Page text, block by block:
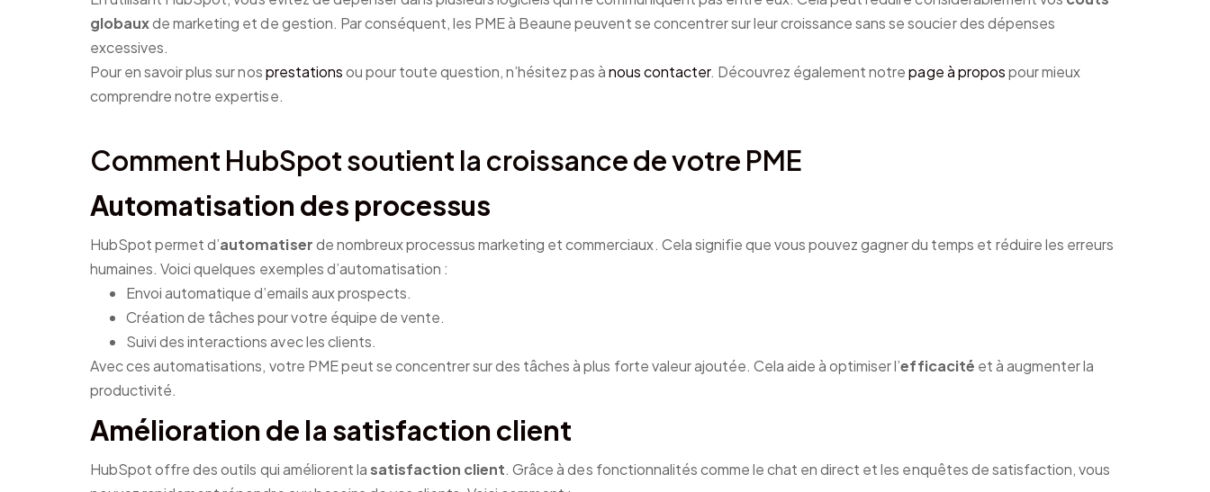
globauxde marketing et de gestion. Par conséquent, les PME à Beaune peuvent se concentrer sur leur croissance sans se soucier des dépenses
excessives.
Pour en savoir plus sur nosprestationsou pour toute question, n’hésitez pas ànous contacter. Découvrez également notrepage à propospour mieux
comprendre notre expertise.
Comment HubSpot soutient la croissance de votre PME
Automatisation des processus
HubSpot permet d’automatiserde nombreux processus marketing et commerciaux. Cela signifie que vous pouvez gagner du temps et réduire les erreurs
humaines. Voici quelques exemples d’automatisation :
Envoi automatique d’emails aux prospects.
Création de tâches pour votre équipe de vente.
Suivi des interactions avec les clients.
Avec ces automatisations, votre PME peut se concentrer sur des tâches à plus forte valeur ajoutée. Cela aide à optimiser l’efficacité et à augmenter la
productivité.
Amélioration de la satisfaction client
HubSpot offre des outils qui améliorent lasatisfaction client. Grâce à des fonctionnalités comme le chat en direct et les enquêtes de satisfaction, vous